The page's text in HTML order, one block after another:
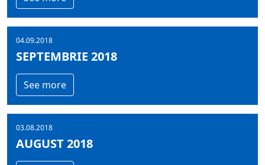
04.09.2018
SEPTEMBRIE 2018
See more
03.08.2018
AUGUST 2018